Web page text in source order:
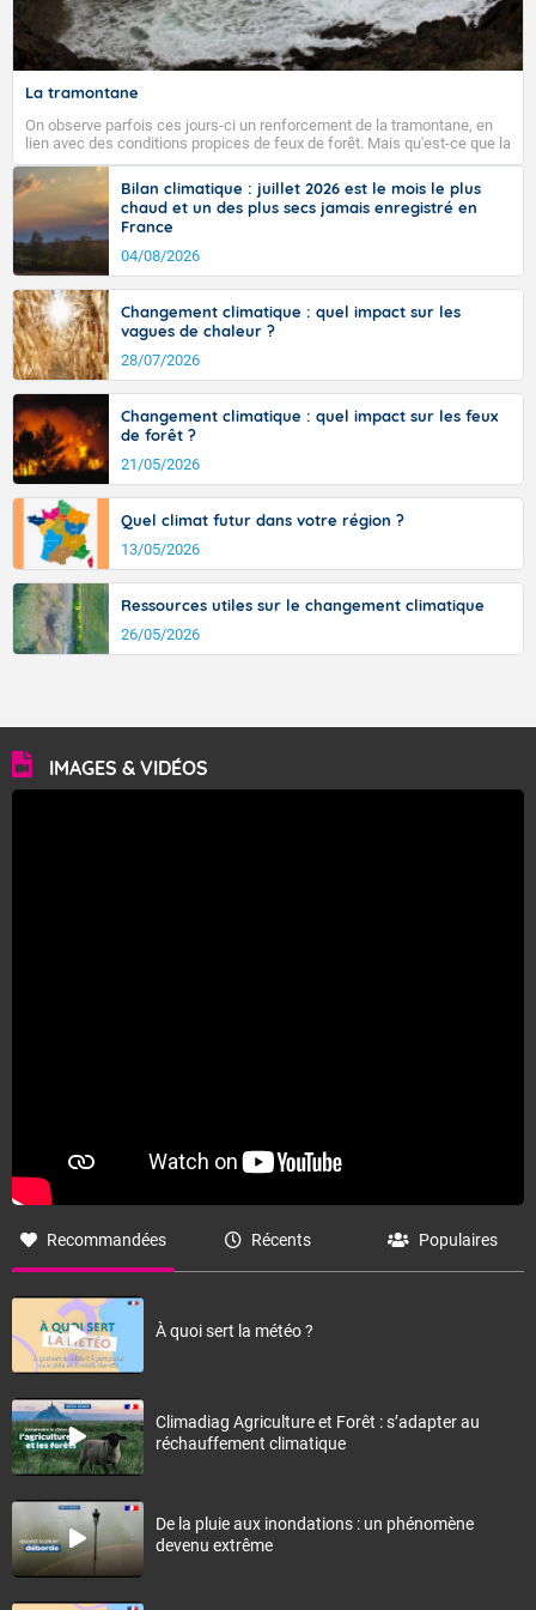
Fermer
La tramontane
On observe parfois ces jours-ci un renforcement de la tramontane, en
lien avec des conditions propices de feux de forêt. Mais qu'est-ce que la
tramontane ? Quelles sont ses caractéristiques ? La tramontane est un
vent turbulent soufflant de secteur nord-ouest à nord, ou ouest à nord-
ouest, dans un secteur qui part du Roussillon à la vallée de l’Aude et à
l’ouest de l’Hérault. L’étymologie de ce vent vient du latin trasmontanus,
signifiant au-delà des monts, en allusion aux régions montagneuses
d’où provient ce vent.
Bilan climatique : juillet 2026 est le mois le plus
chaud et un des plus secs jamais enregistré en
France
04/08/2026
Changement climatique : quel impact sur les
vagues de chaleur ?
28/07/2026
Changement climatique : quel impact sur les feux
de forêt ?
21/05/2026
Quel climat futur dans votre région ?
13/05/2026
Ressources utiles sur le changement climatique
26/05/2026
IMAGES & VIDÉOS
Recommandées Récents Populaires
À quoi sert la météo ?
Climadiag Agriculture et Forêt : s’adapter au
réchauffement climatique
De la pluie aux inondations : un phénomène
devenu extrême